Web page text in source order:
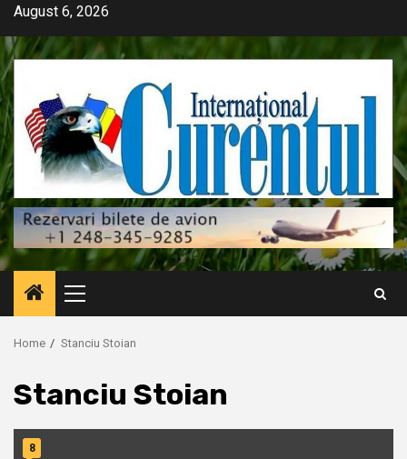
Skip
content
August 6, 2026
Primary
Menu
Home Stanciu Stoian
Stanciu Stoian
8